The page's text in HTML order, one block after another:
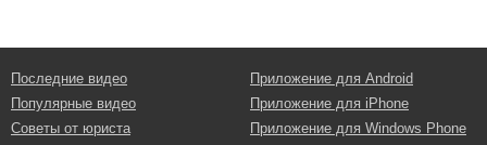
Последние видео
Популярные видео
Советы от юриста
Приложение для Android
Приложение для iPhone
Приложение для Windows Phone